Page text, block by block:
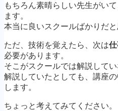
もちろん素晴らしい先生がい
ます。
本当に良いスクールばかりだと
ただ、技術を覚えたら、次は
必要があります。
そこがスクールでは解説してい
解説していたとしても、講座
します。
ちょっと考えてみてください。